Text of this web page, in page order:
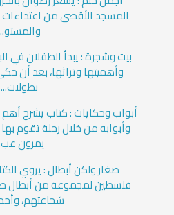
المسجد الأقصى من اعتداءات
بيت وشجرة : يبدأ الطفلان في
وأهميتها وتراثها، بعد أن
بطولات...
أبواب وحكايات : كتاب يشرح
وأبوابه من خلال رحلة تقوم
يمرون
صغار ولكن أبطال : يروي
فلسطين لمجموعة من أبطال
شجاعتهم،